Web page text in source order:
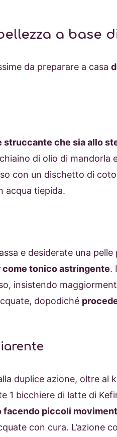
a base
da preparare a casa
struccante che sia allo
di olio di mandorla
con un dischetto di
acqua tiepida.
e desiderate una
come tonico astringente.
insistendo
dopodiché
duplice azione, oltre al
1 bicchiere di latte di
piccoli
con cura. L’azione